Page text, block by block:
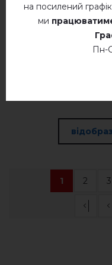
в наявності
1 2 3
на посилений
ми
Пн-